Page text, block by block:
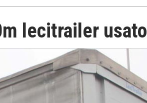
lecitrailer usato